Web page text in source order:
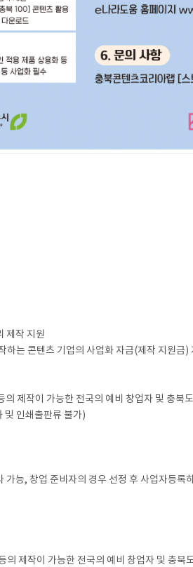
제작 지원
하는 콘텐츠 기업의 사업화 자금(제작 지원금)
제작이 가능한 전국의 예비 창업자 및 충북
및 인쇄출판류 불가)
능, 창업 준비자의 경우 선정 후 사업자등록
제작이 가능한 전국의 예비 창업자 및 충북